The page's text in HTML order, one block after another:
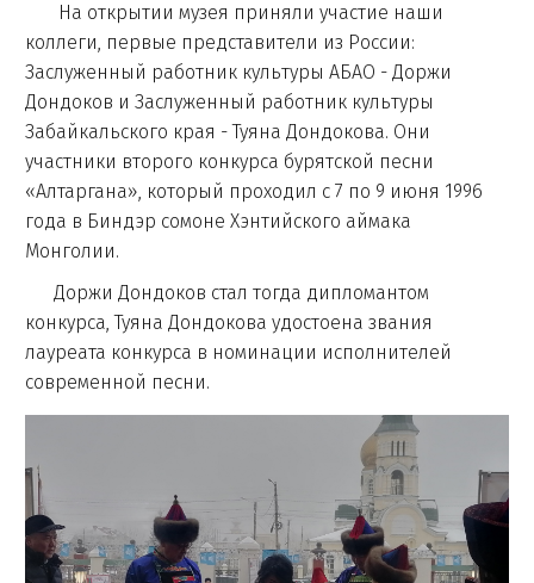
На открытии музея приняли участие наши
коллеги, первые представители из России:
Заслуженный работник культуры АБАО - Доржи
Дондоков и Заслуженный работник культуры
Забайкальского края - Туяна Дондокова. Они
участники второго конкурса бурятской песни
«Алтаргана», который проходил с 7 по 9 июня 1996
года в Биндэр сомоне Хэнтийского аймака
Монголии.
Доржи Дондоков стал тогда дипломантом
конкурса, Туяна Дондокова удостоена звания
лауреата конкурса в номинации исполнителей
современной песни.